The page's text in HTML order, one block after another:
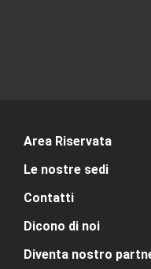
Area Riservata
Le nostre sedi
Contatti
Dicono di noi
Diventa nostro